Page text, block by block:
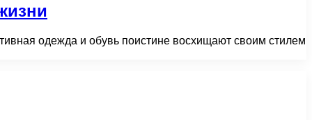
одежда и обувь поистине восхищают своим стилем